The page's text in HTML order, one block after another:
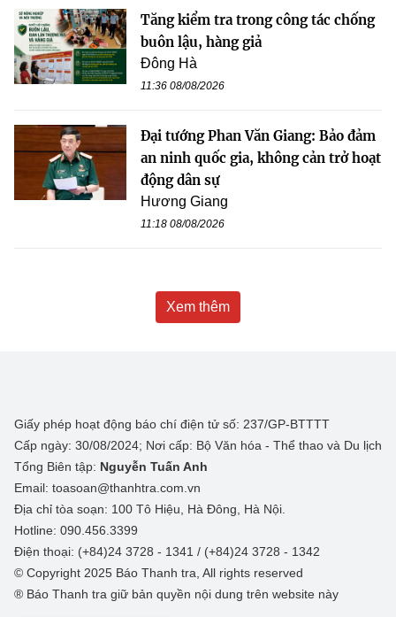
Tăng kiểm tra trong công tác chống
buôn lậu, hàng giả
Đông Hà
11:36 08/08/2026
Đại tướng Phan Văn Giang: Bảo đảm
an ninh quốc gia, không cản trở hoạt
động dân sự
Hương Giang
11:18 08/08/2026
Xem thêm
Giấy phép hoạt động báo chí điện tử số: 237/GP-BTTTT
Cấp ngày: 30/08/2024; Nơi cấp: Bộ Văn hóa - Thể thao và Du lịch
Tổng Biên tập: Nguyễn Tuấn Anh
Email: toasoan@thanhtra.com.vn
Địa chỉ tòa soạn: 100 Tô Hiệu, Hà Đông, Hà Nội.
Hotline: 090.456.3399
Điện thoại: (+84)24 3728 - 1341 / (+84)24 3728 - 1342
© Copyright 2025 Báo Thanh tra, All rights reserved
® Báo Thanh tra giữ bản quyền nội dung trên website này